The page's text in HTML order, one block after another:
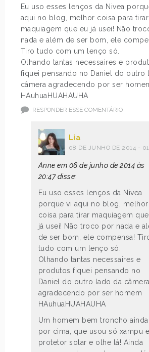
Eu uso esses lenços da Nivea
aqui no blog, melhor coisa para tirar
maquiagem que eu já usei! Não
nada e além de ser bom, ele
Tiro tudo com um lenço só.
Olhando tantas necessaires e
fiquei pensando no Daniel do outro
câmera agradecendo por ser
HAuhuaHUAHAUHA
RESPONDER ESSE COMENTÁRIO
Lia
08 DE JUNHO DE 2014 -
Anne em 06 de junho de 2014 às
20:47 disse:
Eu uso esses lenços da Nivea
porque vi aqui no blog, melhor
coisa para tirar maquiagem
já usei! Não troco por nada e
de ser bom, ele compensa!
tudo com um lenço só.
Olhando tantas necessaires e
produtos fiquei pensando no
Daniel do outro lado da câmera
agradecendo por ser homem
HAuhuaHUAHAUHA
Um homem bem troncho ainda
por cima, que usou só xampu e
protetor solar e olhe lá! Ainda